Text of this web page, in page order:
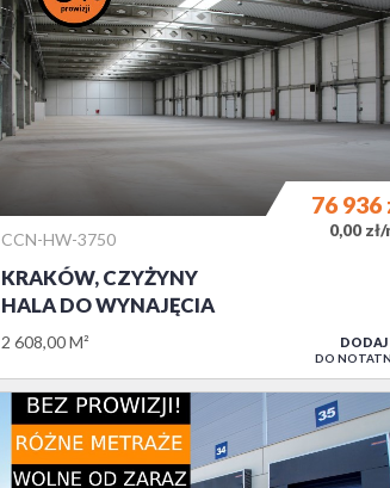
CCN-HW-3750
KRAKÓW, CZYŻYNY
HALA DO WYNAJĘCIA
2 608,00 M²
76 936
0,00 zł/
DODAJ
DO